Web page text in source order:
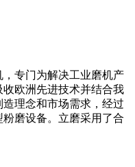
专门为解决工业磨机产
欧洲先进技术并结合我
理念和市场需求，经过
磨设备。立磨采用了合